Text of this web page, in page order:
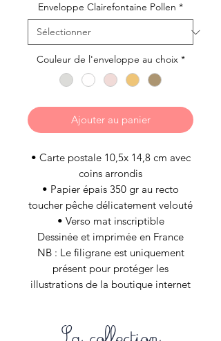
Enveloppe Clairefontaine Pollen *
Couleur de l'enveloppe au choix *
Ajouter au panier
• Carte postale 10,5x 14,8 cm avec
coins arrondis
• Papier épais 350 gr au recto
toucher pêche délicatement velouté
• Verso mat inscriptible
Dessinée et imprimée en France
NB : Le filigrane est uniquement
présent pour protéger les
illustrations de la boutique internet